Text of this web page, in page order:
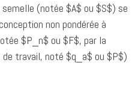
(notée $A$ ou $S$) se
non pondérée à
$P_n$ ou $F$, par la
travail, noté $q_a$ ou $P$)